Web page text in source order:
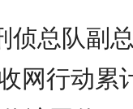
侦总队副
网行动累